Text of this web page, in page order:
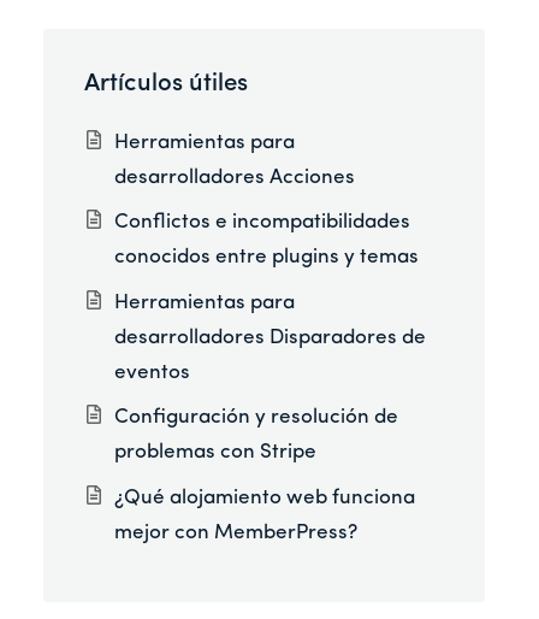
Artículos útiles
Herramientas para
desarrolladores Acciones
Conflictos e incompatibilidades
conocidos entre plugins y temas
Herramientas para
desarrolladores Disparadores de
eventos
Configuración y resolución de
problemas con Stripe
¿Qué alojamiento web funciona
mejor con MemberPress?